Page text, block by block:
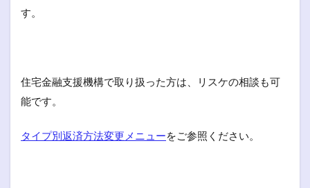
す。
住宅金融支援機構で取り扱った方は、リスケの相談も可
能です。
タイプ別返済方法変更メニューをご参照ください。